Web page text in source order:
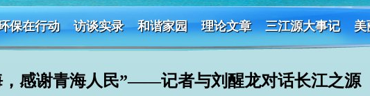
保在行动 访谈实录 和谐家园 理论文章 三江源大事记 美
，感谢青海人民”——记者与刘醒龙对话长江之源